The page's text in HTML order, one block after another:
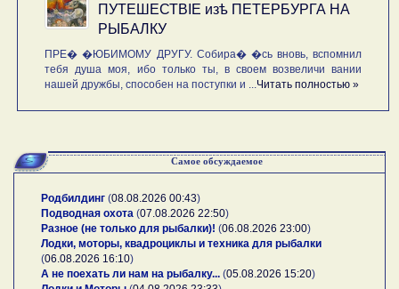
ПУТЕШЕСТВIE изѣ ПЕТЕРБУРГА НА
РЫБАЛКУ
ПРЕ� �ЮБИМОМУ ДРУГУ. Собира� �сь вновь, вспомнил
тебя душа моя, ибо только ты, в своем возвеличи вании
нашей дружбы, способен на поступки и ...Читать полностью »
Самое обсуждаемое
Родбилдинг (08.08.2026 00:43)
Подводная охота (07.08.2026 22:50)
Разное (не только для рыбалки)! (06.08.2026 23:00)
Лодки, моторы, квадроциклы и техника для рыбалки
(06.08.2026 16:10)
А не поехать ли нам на рыбалку... (05.08.2026 15:20)